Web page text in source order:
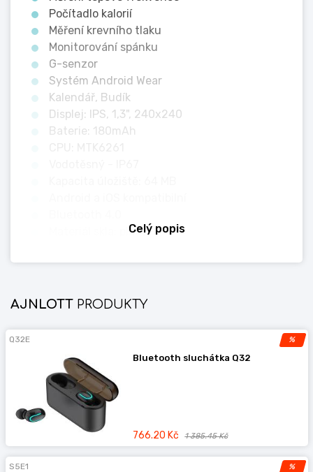
Počítadlo kalorií
Měření krevního tlaku
Monitorování spánku
G-senzor
Systém Android Wear
Kalendář, Budík
Displej: IPS, 1,3", 240x240
Baterie: 180mAh
Materiál skla: plast
Materiál pouzdra: polykarbonát
jsou poskytovány výrobci a mohou se kdykoli
objednávky se zeptejte, protože nemůžeme
nést odpovědnost za jakékoli změny nebo
nesrovnalosti! Výše uvedený obrázek je v
některých případech ilustrativní.
Celý popis
AJNLOTT PRODUKTY
%
Q32E
Bluetooth sluchátka Q32
766.20 Kč 1 385.45 Kč
%
S5E1